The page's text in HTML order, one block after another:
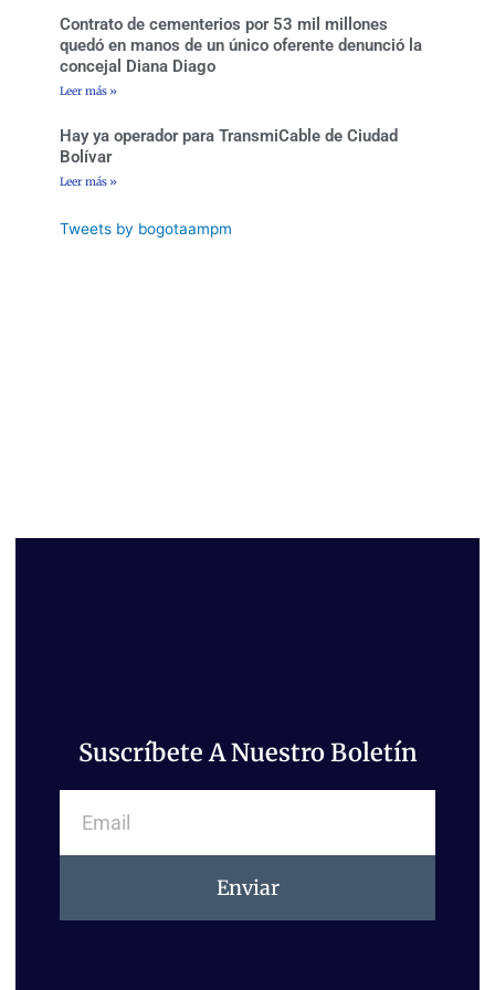
Contrato de cementerios por 53 mil millones
quedó en manos de un único oferente denunció la
concejal Diana Diago
Leer más »
Hay ya operador para TransmiCable de Ciudad
Bolívar
Leer más »
Tweets by bogotaampm
Suscríbete A Nuestro Boletín
Enviar